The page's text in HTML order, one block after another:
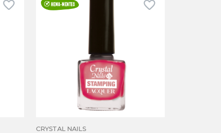
favorite_border favorite_border
CRYSTAL NAILS